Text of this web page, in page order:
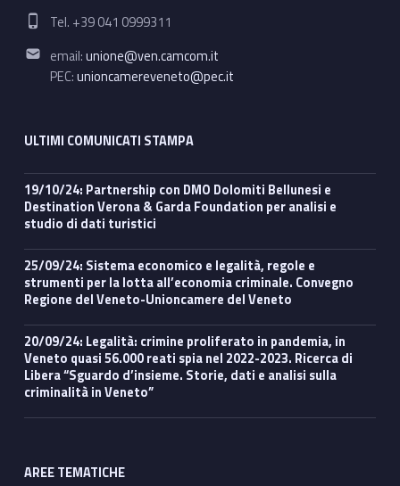
Phone number:
Tel. +39 041 0999311
Email address:
email:unione@ven.camcom.it
PEC:unioncamereveneto@pec.it
ULTIMI COMUNICATI STAMPA
19/10/24: Partnership con DMO Dolomiti Bellunesi e
Destination Verona & Garda Foundation per analisi e
studio di dati turistici
25/09/24: Sistema economico e legalità, regole e
strumenti per la lotta all’economia criminale. Convegno
Regione del Veneto-Unioncamere del Veneto
20/09/24: Legalità: crimine proliferato in pandemia, in
Veneto quasi 56.000 reati spia nel 2022-2023. Ricerca di
Libera “Sguardo d’insieme. Storie, dati e analisi sulla
criminalità in Veneto”
AREE TEMATICHE